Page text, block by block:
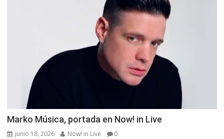
Marko Música, portada en Now! in Live
junio 18, 2026 Now! in Live 0